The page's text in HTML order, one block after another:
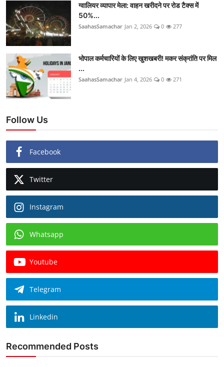
ग्वालियर व्यापार मेला: वाहन खरीदने पर रोड टैक्स में
50%...
SaahasSamachar Jan 2, 2026 0 277
भोपाल कर्मचारियों के लिए खुशखबरी! मकर संक्रांति पर मिल
...
SaahasSamachar Jan 4, 2026 0 271
Follow Us
Facebook
Twitter
Instagram
Whatsapp
Youtube
Telegram
Linkedin
Recommended Posts